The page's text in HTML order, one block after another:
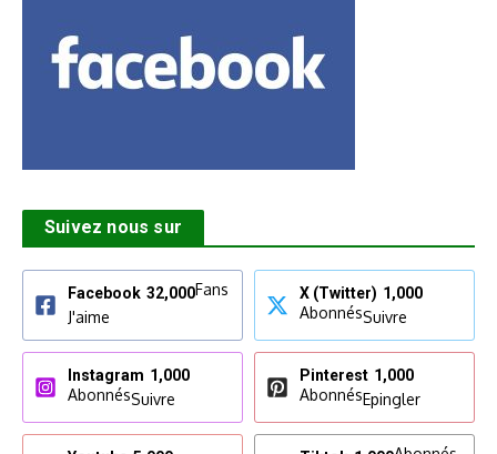
Suivez nous sur
Facebook 32,000Fans
J'aime
X (Twitter) 1,000
AbonnésSuivre
Instagram 1,000
AbonnésSuivre
Pinterest 1,000
AbonnésEpingler